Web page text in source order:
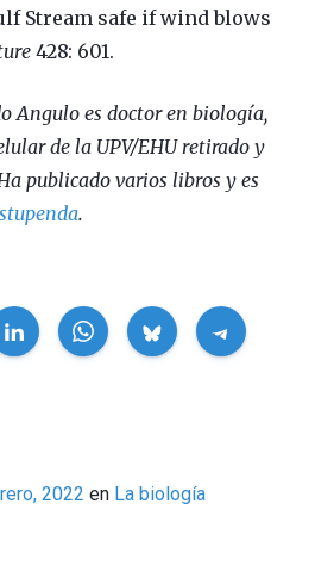
Stream safe if wind blows
428: 601.
Angulo es doctor en biología,
de la UPV/EHU retirado y
publicado varios libros y es
.
2022 en La biología